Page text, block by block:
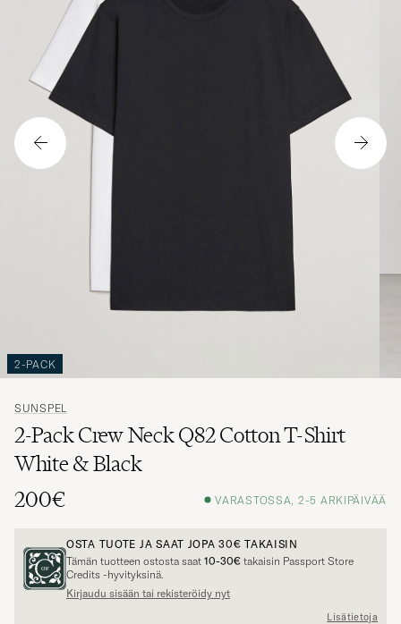
2-PACK
SUNSPEL
2-Pack Crew Neck Q82 Cotton T-Shirt
White & Black
200€
VARASTOSSA, 2-5 ARKIPÄIVÄÄ
OSTA TUOTE JA SAAT JOPA30€ TAKAISIN
Tämän tuotteen ostosta saat 10-30€ takaisin Passport Store
Credits -hyvityksinä.
Kirjaudu sisään tai rekisteröidy nyt
Lisätietoja